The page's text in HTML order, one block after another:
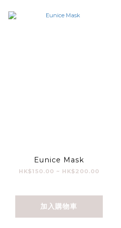
Eunice Mask
HK$150.00 ~ HK$200.00
加入購物車